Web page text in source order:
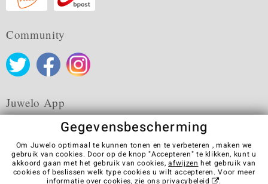
Community
Juwelo App
Algemene verkoopvoorwaarden Privacybeleid
Cookies
Colofon
Contact Contract herroepen
Gegevensbescherming
Om Juwelo optimaal te kunnen tonen en te verbeteren , maken we
gebruik van cookies. Door op de knop "Accepteren" te klikken, kunt u
akkoord gaan met het gebruik van cookies,afwijzen het gebruik van
cookies of beslissen welk type cookies u wilt accepteren. Voor meer
informatie over cookies, zie onsprivacybeleid .